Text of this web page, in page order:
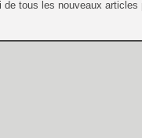
de tous les nouveaux articles